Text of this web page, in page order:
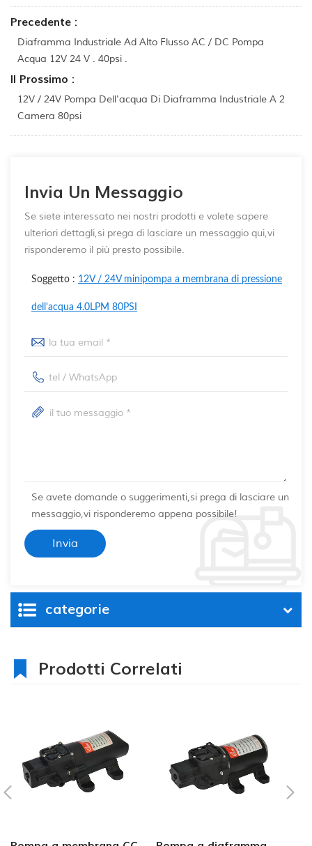
Precedente :
Diaframma Industriale Ad Alto Flusso AC / DC Pompa
Acqua 12V 24 V . 40psi .
Il Prossimo :
12V / 24V Pompa Dell'acqua Di Diaframma Industriale A 2
Camera 80psi
Invia Un Messaggio
Se siete interessato nei nostri prodotti e volete sapere
ulteriori dettagli,si prega di lasciare un messaggio qui,vi
risponderemo il più presto possibile.
Soggetto : 12V / 24V minipompa a membrana di pressione
dell'acqua 4.0LPM 80PSI
Se avete domande o suggerimenti,si prega di lasciare un
messaggio,vi risponderemo appena possibile!
categorie
Prodotti Correlati